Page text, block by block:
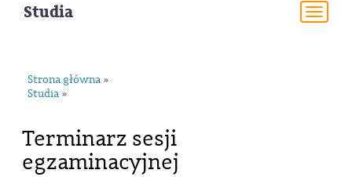
Studia
Strona główna »
Studia »
Terminarz sesji
egzaminacyjnej